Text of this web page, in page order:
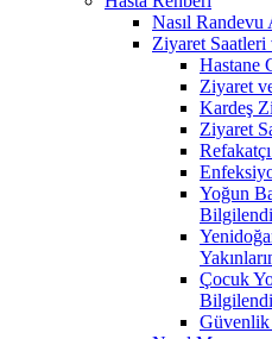
Nasıl Randevu
Ziyaret Saatleri
Hastane
Ziyaret
Kardeş
Ziyaret
Yoğun
Çocuk
Güvenlik